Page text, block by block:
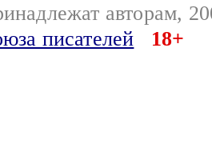
авторам,
писателей
18+